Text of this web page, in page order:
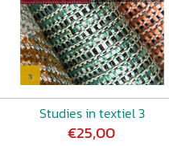
Studies in textiel 3
€25,00